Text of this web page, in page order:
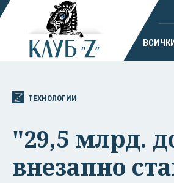
ТЕХНОЛОГИИ
"29,5 млрд.
внезапно